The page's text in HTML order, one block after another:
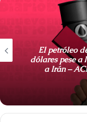
El petróleo
dólares pese a
a Irán –